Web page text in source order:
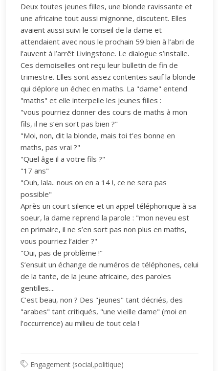
Deux toutes jeunes filles, une blonde ravissante et
une africaine tout aussi mignonne, discutent. Elles
avaient aussi suivi le conseil de la dame et
attendaient avec nous le prochain 59 bien à l’abri de
l’auvent à l’arrêt Livingstone. Le dialogue s’installe.
Ces demoiselles ont reçu leur bulletin de fin de
trimestre. Elles sont assez contentes sauf la blonde
qui déplore un échec en maths. La "dame" entend
"maths" et elle interpelle les jeunes filles :
"vous pourriez donner des cours de maths à mon
fils, il ne s’en sort pas bien ?"
"Moi, non, dit la blonde, mais toi t’es bonne en
maths, pas vrai ?"
"Quel âge il a votre fils ?"
"17 ans"
"Ouh, lala.. nous on en a 14 !, ce ne sera pas
possible"
Après un court silence et un appel téléphonique à sa
soeur, la dame reprend la parole : "mon neveu est
en primaire, il ne s’en sort pas non plus en maths,
vous pourriez l’aider ?"
"Oui, pas de problème !"
S’ensuit un échange de numéros de téléphones, celui
de la tante, de la jeune africaine, des paroles
gentilles....
C’est beau, non ? Des "jeunes" tant décriés, des
"arabes" tant critiqués, "une vieille dame" (moi en
l’occurrence) au milieu de tout cela !
Engagement (social,politique)